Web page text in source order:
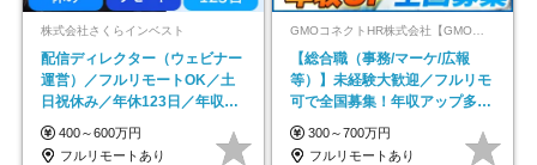
株式会社さくらインベスト
配信ディレクター（ウェビナー
運営）／フルリモートOK／土
日祝休み／年休123日／年収
600万円可
400～600万円
フルリモートあり
GMOコネクトHR株式会社【GMOインターネットグループ】
【総合職（事務/マーケ/広報
等）】未経験大歓迎／フルリモ
可で全国募集！年収アップ多数
★年休最大130日★
300～700万円
フルリモートあり